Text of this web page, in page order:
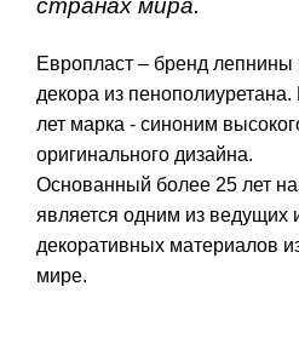
странах мира.
Европласт – бренд лепнины
декора из
лет марка - синоним
оригинального дизайна.
Основанный более 25 лет
является одним из ведущих
декоративных материалов
мире.